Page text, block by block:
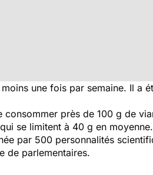
une fois par semaine. Il a
consommer près de 100 g de
se limitent à 40 g en
par 500 personnalités
de parlementaires.